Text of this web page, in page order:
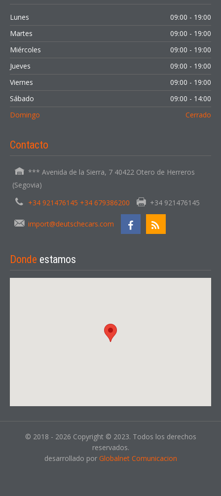
Lunes
09:00 - 19:00
Martes
09:00 - 19:00
Miércoles
09:00 - 19:00
Jueves
09:00 - 19:00
Viernes
09:00 - 19:00
Sábado
09:00 - 14:00
Domingo
Cerrado
Contacto
*** Avenida de la Sierra, 7 40422 Otero de Herreros
(Segovia)
+34 921476145 +34 679386200
+34 921476145
import@deutschecars.com
Donde estamos
© 2018 - 2026 Copyright © 2023. Todos los derechos
reservados.
desarrollado por Globalnet Comunicacion